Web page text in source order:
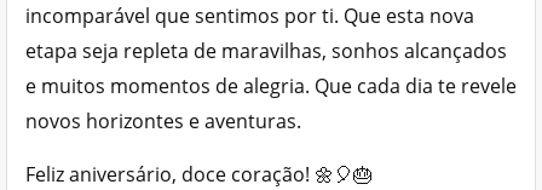
incomparável que sentimos por ti. Que esta nova
etapa seja repleta de maravilhas, sonhos alcançados
e muitos momentos de alegria. Que cada dia te revele
novos horizontes e aventuras.
Feliz aniversário, doce coração! 🌼🎈🎂